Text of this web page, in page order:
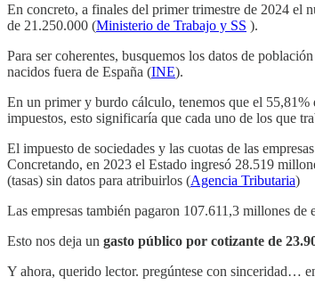
En concreto, a finales del primer trimestre de 2024 el
de 21.250.000 (Ministerio de Trabajo y SS ).
Para ser coherentes, busquemos los datos de
nacidos fuera de España (INE).
En un primer y burdo cálculo, tenemos que el 55,81%
impuestos, esto significaría que cada uno de los que
El impuesto de sociedades y las cuotas de las
Concretando, en 2023 el Estado ingresó 28.519
(tasas) sin datos para atribuirlos (Agencia Tributaria)
Las empresas también pagaron 107.611,3 millones
Esto nos deja un gasto público por cotizante de
Y ahora, querido lector. pregúntese con sinceridad…